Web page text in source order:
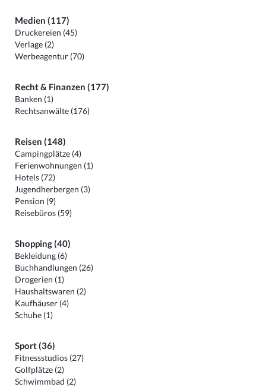
Medien (117)
Druckereien (45)
Verlage (2)
Werbeagentur (70)
Recht & Finanzen (177)
Banken (1)
Rechtsanwälte (176)
Reisen (148)
Campingplätze (4)
Ferienwohnungen (1)
Hotels (72)
Jugendherbergen (3)
Pension (9)
Reisebüros (59)
Shopping (40)
Bekleidung (6)
Buchhandlungen (26)
Drogerien (1)
Haushaltswaren (2)
Kaufhäuser (4)
Schuhe (1)
Sport (36)
Fitnessstudios (27)
Golfplätze (2)
Schwimmbad (2)